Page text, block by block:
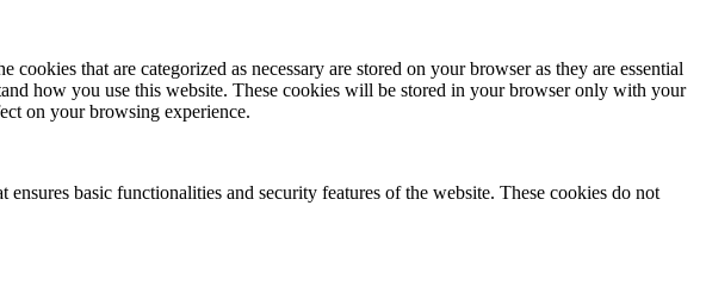
that are categorized as necessary are stored on your browser as they are essential
how you use this website. These cookies will be stored in your browser only with your
on your browsing experience.
basic functionalities and security features of the website. These cookies do not